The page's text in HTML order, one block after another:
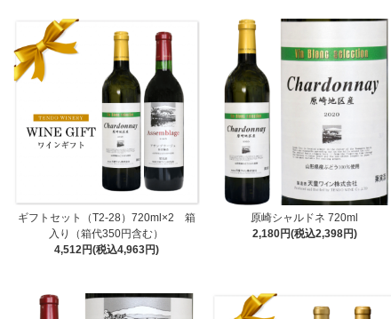
ギフトセット（T2-28）720ml×2 箱
入り（箱代350円含む）
4,512円(税込4,963円)
原崎シャルドネ 720ml
2,180円(税込2,398円)